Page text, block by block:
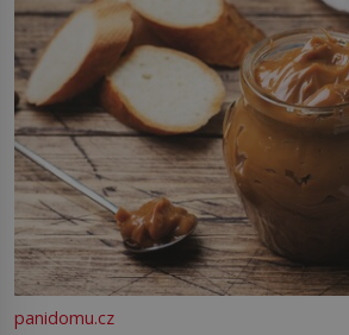
Astronomové
Gary Bernstein
zkoumají archivní
Průzkumu
panidomu.cz